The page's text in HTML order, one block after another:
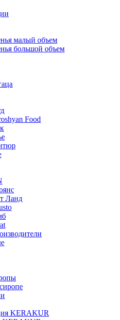
малый объем
большой объем
Food
Ланд
KERAKUR